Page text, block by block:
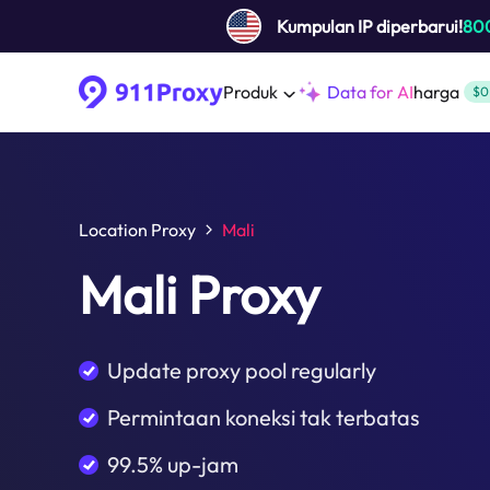
Kumpulan IP diperbarui!
Produk Data for AIharga
Location Proxy Mali
Mali Proxy
Update proxy pool regularly
Permintaan koneksi tak terbatas
99.5% up-jam